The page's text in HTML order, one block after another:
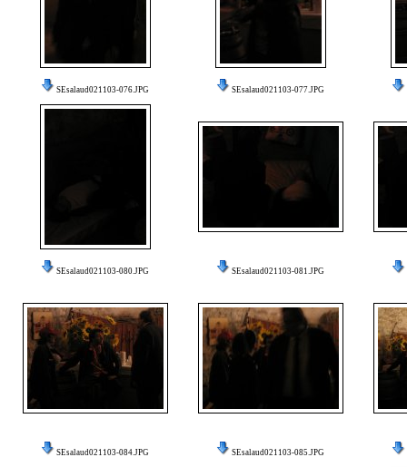
SEsalaud021103-076.JPG SEsalaud021103-077.JPG
SEsalaud021103-080.JPG SEsalaud021103-081.JPG
SEsalaud021103-084.JPG SEsalaud021103-085.JPG